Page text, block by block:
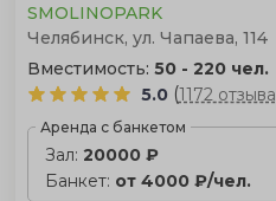
SMOLINOPARK
Челябинск, ул. Чапаева, 114
Вместимость: 50 - 220 чел.
5.0 (1172 отзыва
Аренда с банкетом
Зал: 20000 ₽
Банкет: от 4000 ₽/чел.